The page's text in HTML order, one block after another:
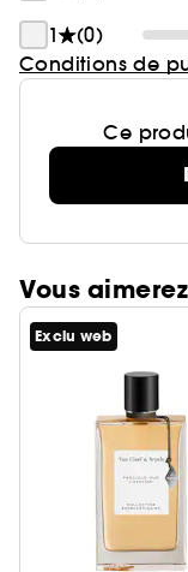
1
(0)
Conditions de
Ce
Vous
Exclu web